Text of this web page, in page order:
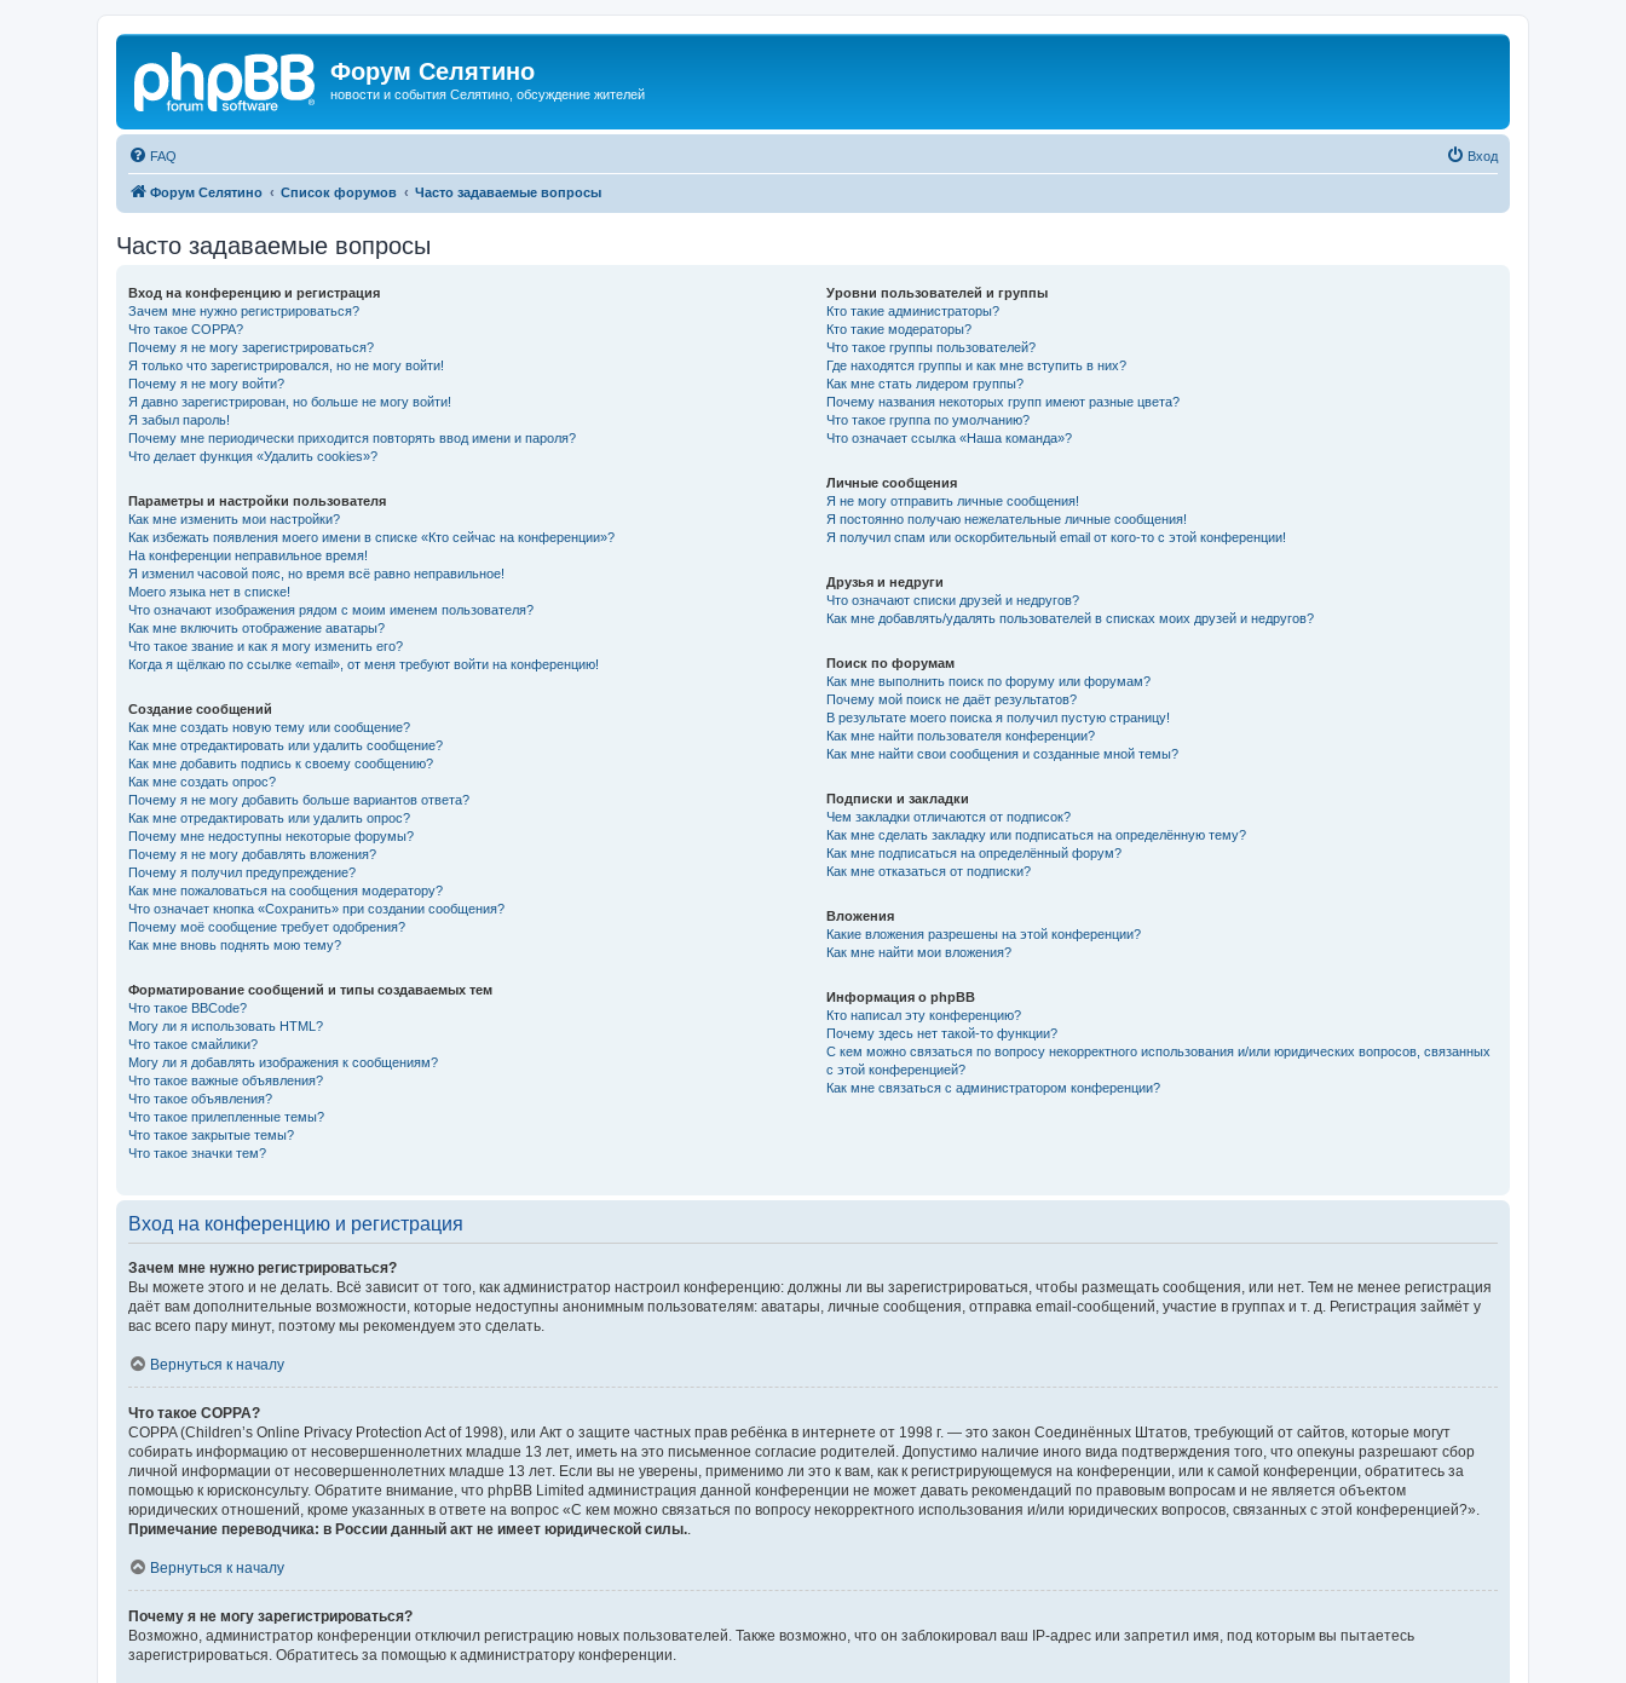
Форум Селятино
новости и события Селятино, обсуждение жителей
FAQ Вход
Форум Селятино Список форумов Часто задаваемые вопросы
Часто задаваемые вопросы
Вход на конференцию и регистрация
Зачем мне нужно регистрироваться?
Что такое COPPA?
Почему я не могу зарегистрироваться?
Я только что зарегистрировался, но не могу войти!
Почему я не могу войти?
Я давно зарегистрирован, но больше не могу войти!
Я забыл пароль!
Почему мне периодически приходится повторять ввод имени и пароля?
Что делает функция «Удалить cookies»?
Параметры и настройки пользователя
Как мне изменить мои настройки?
Как избежать появления моего имени в списке «Кто сейчас на конференции»?
На конференции неправильное время!
Я изменил часовой пояс, но время всё равно неправильное!
Моего языка нет в списке!
Что означают изображения рядом с моим именем пользователя?
Как мне включить отображение аватары?
Что такое звание и как я могу изменить его?
Когда я щёлкаю по ссылке «email», от меня требуют войти на конференцию!
Создание сообщений
Как мне создать новую тему или сообщение?
Как мне отредактировать или удалить сообщение?
Как мне добавить подпись к своему сообщению?
Как мне создать опрос?
Почему я не могу добавить больше вариантов ответа?
Как мне отредактировать или удалить опрос?
Почему мне недоступны некоторые форумы?
Почему я не могу добавлять вложения?
Почему я получил предупреждение?
Как мне пожаловаться на сообщения модератору?
Что означает кнопка «Сохранить» при создании сообщения?
Почему моё сообщение требует одобрения?
Как мне вновь поднять мою тему?
Форматирование сообщений и типы создаваемых тем
Что такое BBCode?
Могу ли я использовать HTML?
Что такое смайлики?
Могу ли я добавлять изображения к сообщениям?
Что такое важные объявления?
Что такое объявления?
Что такое прилепленные темы?
Что такое закрытые темы?
Что такое значки тем?
Уровни пользователей и группы
Кто такие администраторы?
Кто такие модераторы?
Что такое группы пользователей?
Где находятся группы и как мне вступить в них?
Как мне стать лидером группы?
Почему названия некоторых групп имеют разные цвета?
Что такое группа по умолчанию?
Что означает ссылка «Наша команда»?
Личные сообщения
Я не могу отправить личные сообщения!
Я постоянно получаю нежелательные личные сообщения!
Я получил спам или оскорбительный email от кого-то с этой конференции!
Друзья и недруги
Что означают списки друзей и недругов?
Как мне добавлять/удалять пользователей в списках моих друзей и недругов?
Поиск по форумам
Как мне выполнить поиск по форуму или форумам?
Почему мой поиск не даёт результатов?
В результате моего поиска я получил пустую страницу!
Как мне найти пользователя конференции?
Как мне найти свои сообщения и созданные мной темы?
Подписки и закладки
Чем закладки отличаются от подписок?
Как мне сделать закладку или подписаться на определённую тему?
Как мне подписаться на определённый форум?
Как мне отказаться от подписки?
Вложения
Какие вложения разрешены на этой конференции?
Как мне найти мои вложения?
Информация о phpBB
Кто написал эту конференцию?
Почему здесь нет такой-то функции?
С кем можно связаться по вопросу некорректного использования и/или юридических вопросов, связанных
с этой конференцией?
Как мне связаться с администратором конференции?
Вход на конференцию и регистрация
Зачем мне нужно регистрироваться?
Вы можете этого и не делать. Всё зависит от того, как администратор настроил конференцию: должны ли вы зарегистрироваться, чтобы размещать сообщения, или нет. Тем не менее регистрация
даёт вам дополнительные возможности, которые недоступны анонимным пользователям: аватары, личные сообщения, отправка email-сообщений, участие в группах и т. д. Регистрация займёт у
вас всего пару минут, поэтому мы рекомендуем это сделать.
Вернуться к началу
Что такое COPPA?
COPPA (Children’s Online Privacy Protection Act of 1998), или Акт о защите частных прав ребёнка в интернете от 1998 г. — это закон Соединённых Штатов, требующий от сайтов, которые могут
собирать информацию от несовершеннолетних младше 13 лет, иметь на это письменное согласие родителей. Допустимо наличие иного вида подтверждения того, что опекуны разрешают сбор
личной информации от несовершеннолетних младше 13 лет. Если вы не уверены, применимо ли это к вам, как к регистрирующемуся на конференции, или к самой конференции, обратитесь за
помощью к юрисконсульту. Обратите внимание, что phpBB Limited администрация данной конференции не может давать рекомендаций по правовым вопросам и не является объектом
юридических отношений, кроме указанных в ответе на вопрос «С кем можно связаться по вопросу некорректного использования и/или юридических вопросов, связанных с этой конференцией?».
Примечание переводчика: в России данный акт не имеет юридической силы.
Вернуться к началу
Почему я не могу зарегистрироваться?
Возможно, администратор конференции отключил регистрацию новых пользователей. Также возможно, что он заблокировал ваш IP-адрес или запретил имя, под которым вы пытаетесь
зарегистрироваться. Обратитесь за помощью к администратору конференции.